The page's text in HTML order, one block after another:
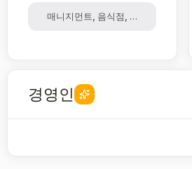
매니지먼트, 음식점, 프랜차이즈, F&B
경영인